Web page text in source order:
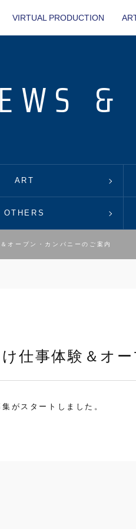
VIRTUAL PRODUCTION
&
ART
OTHERS
オープン・カンパニーのご案内
仕事体験＆オ
がスタートしました。